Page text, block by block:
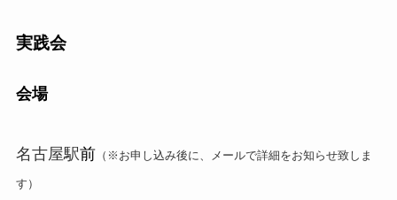
実践会
会場
名古屋駅前（※お申し込み後に、メールで詳細をお知らせ致しま
す）